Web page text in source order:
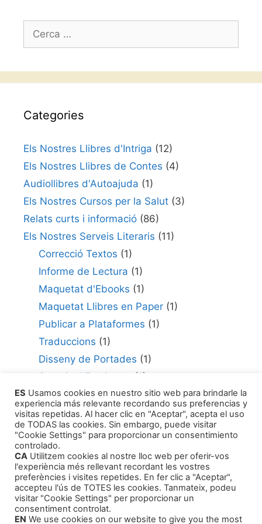
Categories
Els Nostres Llibres d'Intriga (12)
Els Nostres Llibres de Contes (4)
Audiollibres d'Autoajuda (1)
Els Nostres Cursos per la Salut (3)
Relats curts i informació (86)
Els Nostres Serveis Literaris (11)
Correcció Textos (1)
Informe de Lectura (1)
Maquetat d'Ebooks (1)
Maquetat Llibres en Paper(1)
Publicar a Plataformes (1)
Traduccions (1)
Disseny de Portades (1)
Serveis d'Escriptura
(1)
Consultor per Edició(1)
Com Publicar la teva Obra(1)
Agents Literaris(1)
Productes
ES Usamos cookies en nuestro sitio web para brindarle la
experiencia más relevante recordando sus preferencias y
visitas repetidas. Al hacer clic en "Aceptar", acepta el uso
de TODAS las cookies. Sin embargo, puede visitar
"Cookie Settings" para proporcionar un consentimiento
controlado.
CA Utilitzem cookies al nostre lloc web per oferir-vos
l'experiència més rellevant recordant les vostres
preferències i visites repetides. En fer clic a "Aceptar",
accepteu l'ús de TOTES les cookies. Tanmateix, podeu
visitar "Cookie Settings" per proporcionar un
consentiment controlat.
EN We use cookies on our website to give you the most